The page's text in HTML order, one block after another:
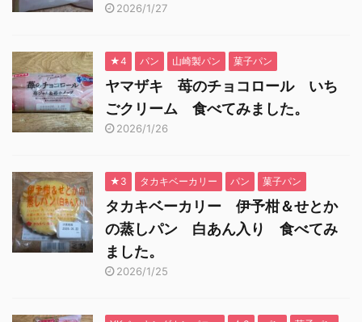
2026/1/27
★4 パン 山崎製パン 菓子パン
ヤマザキ 苺のチョコロール いち
ごクリーム 食べてみました。
2026/1/26
★3 タカキベーカリー パン 菓子パン
タカキベーカリー 伊予柑＆せとか
の蒸しパン 白あん入り 食べてみ
ました。
2026/1/25